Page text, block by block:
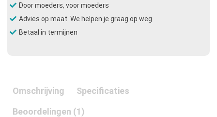
Door moeders, voor moeders
Advies op maat. We helpen je graag op weg
Betaal in termijnen
Omschrijving Specificaties
Beoordelingen (1)